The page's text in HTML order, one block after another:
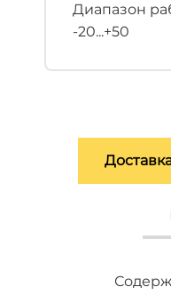
Диапазон
-20...+50